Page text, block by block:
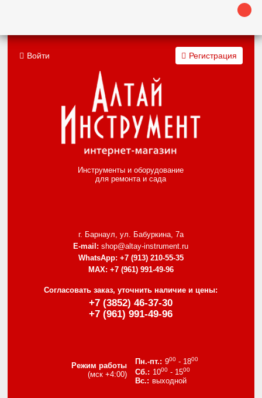
Инструменты и оборудование
для ремонта и сада
г. Барнаул, ул. Бабуркина, 7а
E-mail: shop@altay-instrument.ru
WhatsApp: +7 (913) 210-55-35
MAX: +7 (961) 991-49-96
Согласовать заказ, уточнить наличие и цены:
+7 (3852) 46-37-30
+7 (961) 991-49-96
Режим работы
(мск +4:00)
900- 1800
1000- 1500
выходной
Войти Регистрация